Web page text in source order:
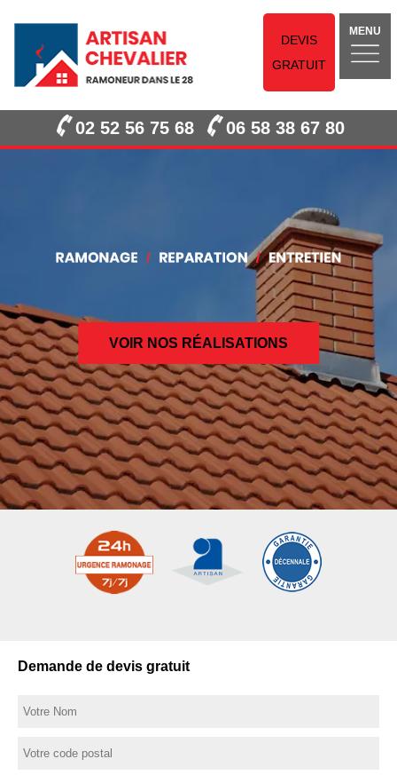
DEVIS
GRATUIT
MENU
02 52 56 75 68 06 58 38 67 80
VOIR NOS RÉALISATIONS
Demande de devis gratuit